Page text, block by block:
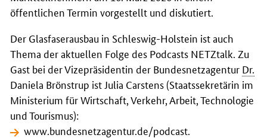
öffentlichen Termin vorgestellt und diskutiert.
Der Glasfaserausbau in Schleswig-Holstein ist auch
Thema der aktuellen Folge des Podcasts NETZtalk. Zu
Gast bei der Vizepräsidentin der Bundesnetzagentur Dr.
Daniela Brönstrup ist Julia Carstens (Staatssekretärin im
Ministerium für Wirtschaft, Verkehr, Arbeit, Technologie
und Tourismus):
www.bundesnetzagentur.de/podcast